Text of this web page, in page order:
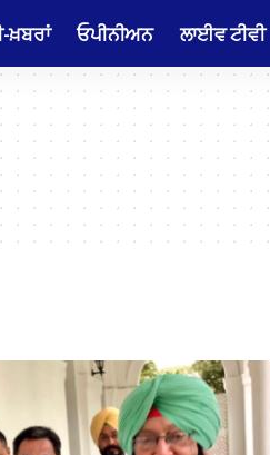
ਖ਼ਬਰਾਂ ਓਪੀਨੀਅਨ ਲਾਈਵ ਟੀਵੀ